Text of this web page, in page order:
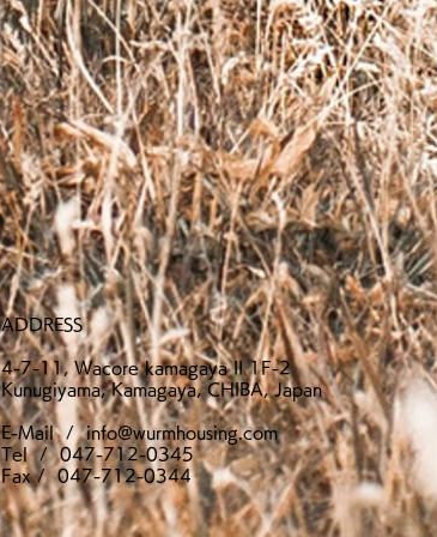
ADDRESS
4-7-11, Wacore kamagaya II 1F-2
Kunugiyama, Kamagaya, CHIBA, Japan
E-Mail /info@wurmhousing.com
Tel / 047-712-0345
​Fax / 047-712-0344